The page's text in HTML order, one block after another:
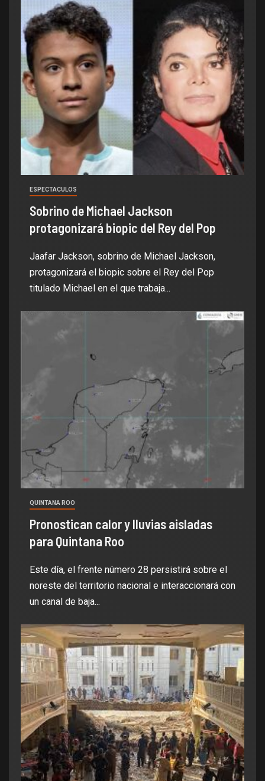
ESPECTACULOS
Sobrino de Michael Jackson
protagonizará biopic del Rey del Pop
Jaafar Jackson, sobrino de Michael Jackson,
protagonizará el biopic sobre el Rey del Pop
titulado Michael en el que trabaja...
QUINTANA ROO
Pronostican calor y lluvias aisladas
para Quintana Roo
Este día, el frente número 28 persistirá sobre el
noreste del territorio nacional e interaccionará con
un canal de baja...